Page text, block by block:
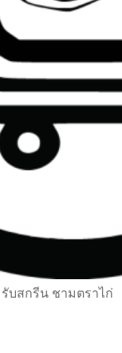
บสกรีน ชามตราไก่